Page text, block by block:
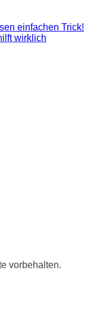
einfachen Trick!
wirklich
vorbehalten.